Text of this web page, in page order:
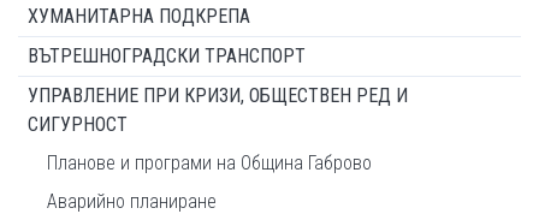
ХУМАНИТАРНА ПОДКРЕПА
ВЪТРЕШНОГРАДСКИ ТРАНСПОРТ
УПРАВЛЕНИЕ ПРИ КРИЗИ, ОБЩЕСТВЕН РЕД И
СИГУРНОСТ
Планове и програми на Община Габрово
Аварийно планиране